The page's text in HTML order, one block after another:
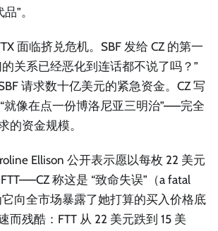
”。
面临挤兑危机。SBF 发给 CZ 的第一
关系已经恶化到连话都不说了吗？”
请求数十亿美元的紧急资金。CZ 写
就像在点一份博洛尼亚三明治”——完全
的资金规模。
Ellison 公开表示愿以每枚 22 美元
称这是 “致命失误”（a fatal
向全市场暴露了她打算的买入价格底
而残酷：FTT 从 22 美元跌到 15 美